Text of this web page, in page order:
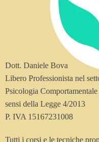
Dott. Daniele Bova
Libero Professionista nel
Psicologia
sensi della Legge 4/2013
P. IVA 15167231008
Tutti i corsi e le tecniche